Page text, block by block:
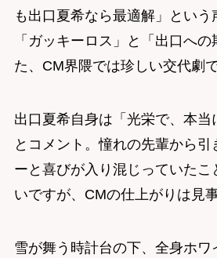
も出口夏希なら最適解」という
「ガッキーロス」と「出口へ
た、CM界隈では珍しい交代劇
出口夏希自身は「光栄で、本当
とコメント。憧れの先輩から引
ーと喜びが入り混じっていたこ
いですが、CMの仕上がりは見
雪が舞う時計台の下、全身ホワ